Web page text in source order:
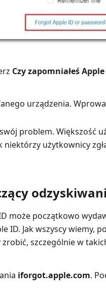
Czy zapomniałeś
urządzenia.
problem. Większość
niektórzy użytkownicy
może początkowo
ID. Jak wszyscy wiemy,
szczególnie w
iforgot.apple.com.